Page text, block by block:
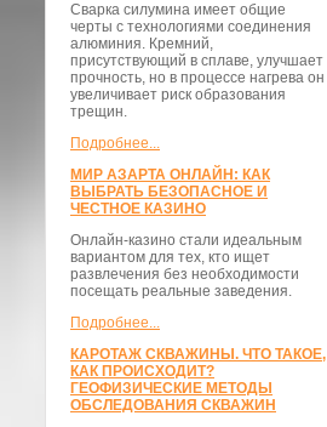
Сварка силумина имеет общие
черты с технологиями соединения
алюминия. Кремний,
присутствующий в сплаве, улучшает
прочность, но в процессе нагрева он
увеличивает риск образования
трещин.
Подробнее...
МИР АЗАРТА ОНЛАЙН: КАК
ВЫБРАТЬ БЕЗОПАСНОЕ И
ЧЕСТНОЕ КАЗИНО
Онлайн-казино стали идеальным
вариантом для тех, кто ищет
развлечения без необходимости
посещать реальные заведения.
Подробнее...
КАРОТАЖ СКВАЖИНЫ. ЧТО ТАКОЕ,
КАК ПРОИСХОДИТ?
ГЕОФИЗИЧЕСКИЕ МЕТОДЫ
ОБСЛЕДОВАНИЯ СКВАЖИН